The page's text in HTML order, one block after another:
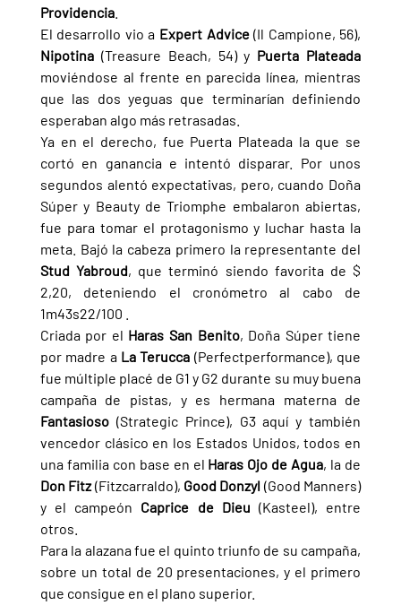
Providencia.
El desarrollo vio a Expert Advice
Nipotina (Treasure Beach, 54) y
moviéndose al frente en parecida línea, mientras
que las dos yeguas que terminarían definiendo
esperaban algo más retrasadas.
Ya en el derecho, fue Puerta Plateada la que se
cortó en ganancia e intentó disparar. Por unos
segundos alentó expectativas, pero, cuando Doña
Súper y Beauty de Triomphe embalaron abiertas,
fue para tomar el protagonismo y luchar hasta la
Stud Yabroud, que terminó siendo favorita de $
2,20, deteniendo el cronómetro al cabo de
1m43s22/100 .
Criada por el Haras San Benito, Doña Súper tiene
por madre a La Terucca (Perfectperformance), que
fue múltiple placé de G1 y G2 durante su muy buena
Fantasioso (Strategic Prince), G3 aquí y también
vencedor clásico en los Estados Unidos, todos en
una familia con base en el Haras Ojo de Agua
Don Fitz (Fitzcarraldo), Good Donzyl (Good Manners)
y el campeón Caprice de Dieu (Kasteel), entre
otros.
Para la alazana fue el quinto triunfo de su campaña,
sobre un total de 20 presentaciones, y el primero
que consigue en el plano superior.